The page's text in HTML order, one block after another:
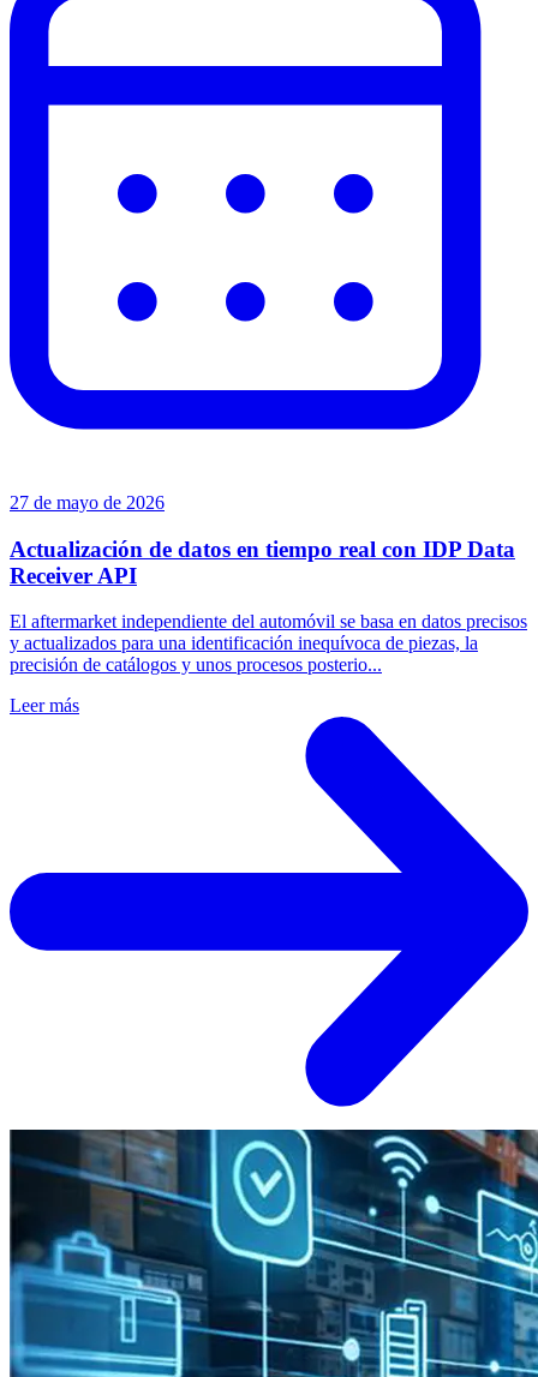
27 de mayo de 2026
Actualización de datos en tiempo real con IDP Data
Receiver API
El aftermarket independiente del automóvil se basa en datos precisos
y actualizados para una identificación inequívoca de piezas, la
precisión de catálogos y unos procesos posterio...
Leer más